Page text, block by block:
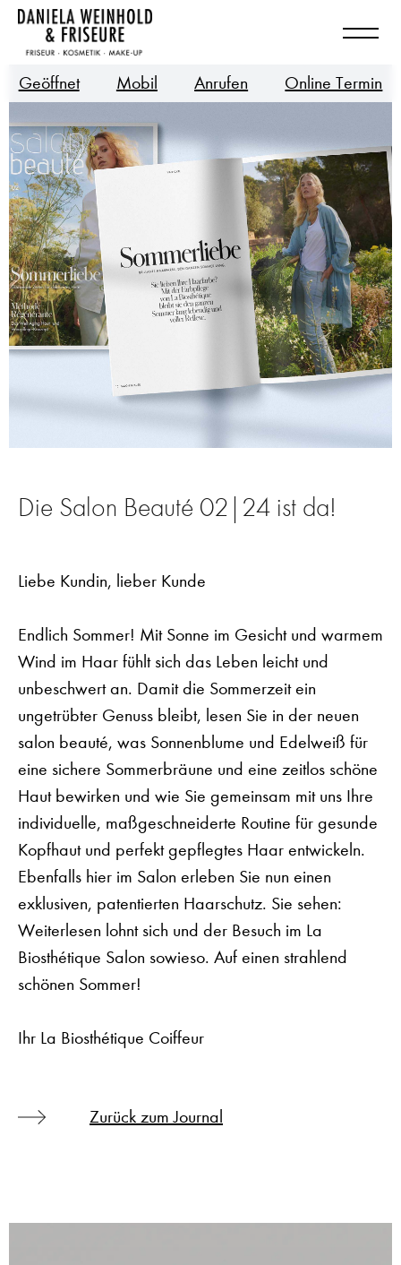
Geöffnet Mobil Anrufen Online Termin
Die Salon Beauté 02|24 ist da!
Liebe Kundin, lieber Kunde
Endlich Sommer! Mit Sonne im Gesicht und warmem
Wind im Haar fühlt sich das Leben leicht und
unbeschwert an. Damit die Sommerzeit ein
ungetrübter Genuss bleibt, lesen Sie in der neuen
salon beauté, was Sonnenblume und Edelweiß für
eine sichere Sommerbräune und eine zeitlos schöne
Haut bewirken und wie Sie gemeinsam mit uns Ihre
individuelle, maßgeschneiderte Routine für gesunde
Kopfhaut und perfekt gepflegtes Haar entwickeln.
Ebenfalls hier im Salon erleben Sie nun einen
exklusiven, patentierten Haarschutz. Sie sehen:
Weiterlesen lohnt sich und der Besuch im La
Biosthétique Salon sowieso. Auf einen strahlend
schönen Sommer!
Ihr La Biosthétique Coiffeur
Zurück zum Journal